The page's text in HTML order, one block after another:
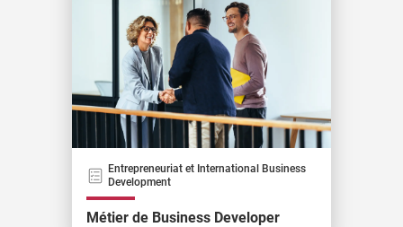
Entrepreneuriat et International Business
Development
Métier de Business Developer